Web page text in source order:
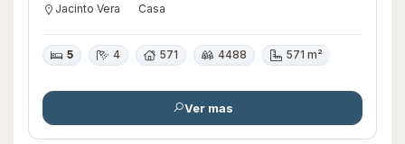
Jacinto Vera Casa
5 4 571 4488 571 m²
Ver mas